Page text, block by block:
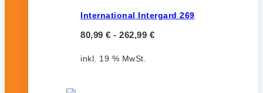
International Intergard 269
80,99 € - 262,99 €
inkl. 19 % MwSt.